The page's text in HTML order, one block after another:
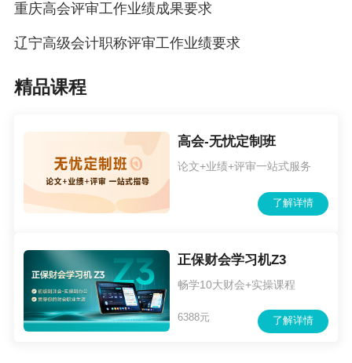
重庆高会评审工作业绩成果要求
辽宁高级会计职称评审工作业绩要求
精品课程
高会-无忧定制班
论文+业绩+评审一站式服务
了解详情
正保财会学习机Z3
畅学10大财会+实操课程
了解详情
6388元